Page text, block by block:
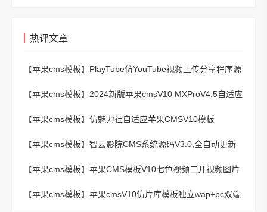
热评文章
【苹果cms模板】 PlayTube仿YouTube视频上传分享程序源
【苹果cms模板】 2024新版苹果cmsV10 MXProV4.5自适应
【苹果cms模板】 仿魅力社自适应苹果CMSV10模板
【苹果cms模板】 智云影院CMS系统源码V3.0,全自动更新
【苹果cms模板】 苹果CMS模板V10七色视频二开视频图片
【苹果cms模板】 苹果cmsV10仿片库模板独立wap+pc双端